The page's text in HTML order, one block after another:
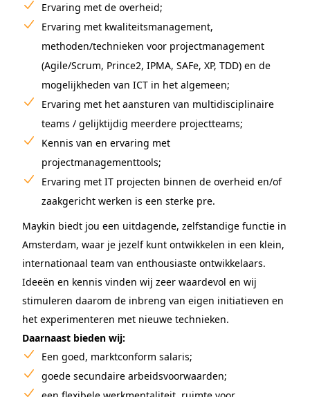
Ervaring met de overheid;
Ervaring met kwaliteitsmanagement,
methoden/technieken voor projectmanagement
(Agile/Scrum, Prince2, IPMA, SAFe, XP, TDD) en de
mogelijkheden van ICT in het algemeen;
Ervaring met het aansturen van multidisciplinaire
teams / gelijktijdig meerdere projectteams;
Kennis van en ervaring met
projectmanagementtools;
Ervaring met IT projecten binnen de overheid en/of
zaakgericht werken is een sterke pre.
Maykin biedt jou een uitdagende, zelfstandige functie in
Amsterdam, waar je jezelf kunt ontwikkelen in een klein,
internationaal team van enthousiaste ontwikkelaars.
Ideeën en kennis vinden wij zeer waardevol en wij
stimuleren daarom de inbreng van eigen initiatieven en
het experimenteren met nieuwe technieken.
Daarnaast bieden wij:
Een goed, marktconform salaris;
goede secundaire arbeidsvoorwaarden;